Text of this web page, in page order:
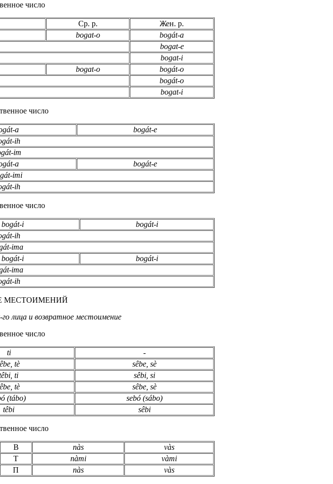
число
Ср. р.
Жен. р.
bogat-o
bogát-a
bogat-e
bogat-i
bogat-o
bogát-o
bogát-o
bogat-i
число
a
bogát-e
ih
im
a
bogát-e
imi
ih
число
bogát-i
bogát-i
ih
ima
bogát-i
bogát-i
ima
ih
МЕСТОИМЕНИЙ
лица и возвратное местоимение
число
ti
-
êbe, tè sêbe, sè
êbi, ti sêbi, si
êbe, tè sêbe, sè
(tábo)
sebó (sábo)
têbi sêbi
число
В nàs
vàs
Т nàmi
vàmi
П nàs vàs